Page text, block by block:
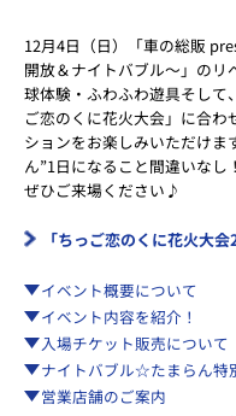
12月4日（日）「車の総販
開放＆ナイトバブル～」の
球体験・ふわふわ遊具そして
ご恋のくに花火大会」に合
ションをお楽しみいただけ
ん”1日になること間違いなし
ぜひご来場ください♪
「ちっご恋のくに花火大
イベント概要について
イベント内容を紹介！
入場チケット販売について
ナイトバブル☆たまらん特
営業店舗のご案内